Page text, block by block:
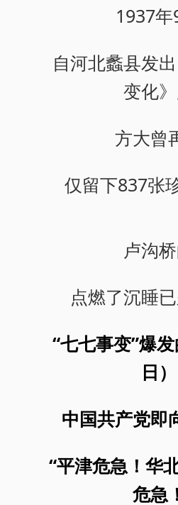
1937年
自河北蠡县发
变化
方大曾
仅留下837张
卢沟
点燃了沉睡
“七七事变”爆
日）
中国共产党即
“平津危急！华
危急！